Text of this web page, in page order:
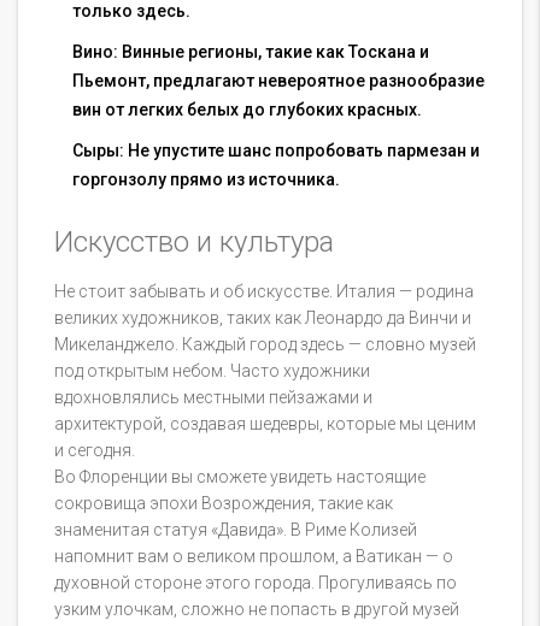
только здесь.
Вино: Винные регионы, такие как Тоскана и
Пьемонт, предлагают невероятное разнообразие
вин от легких белых до глубоких красных.
Сыры: Не упустите шанс попробовать пармезан и
горгонзолу прямо из источника.
Искусство и культура
Не стоит забывать и об искусстве. Италия — родина
великих художников, таких как Леонардо да Винчи и
Микеланджело. Каждый город здесь — словно музей
под открытым небом. Часто художники
вдохновлялись местными пейзажами и
архитектурой, создавая шедевры, которые мы ценим
и сегодня.
Во Флоренции вы сможете увидеть настоящие
сокровища эпохи Возрождения, такие как
знаменитая статуя «Давида». В Риме Колизей
напомнит вам о великом прошлом, а Ватикан — о
духовной стороне этого города. Прогуливаясь по
узким улочкам, сложно не попасть в другой музей